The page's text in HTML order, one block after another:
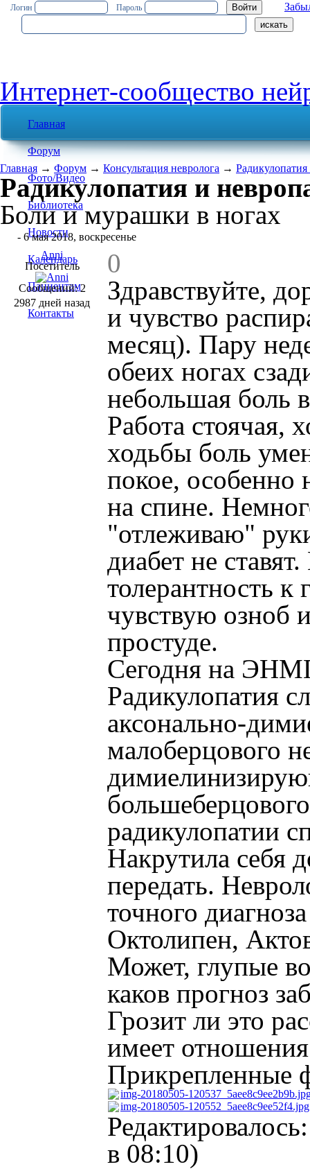
Логин Пароль
Интернет-сообщество
Главная
Форум
Фото/Видео
Библиотека
Новости
Календарь
Пациентам
Контакты
Главная → Форум → Консультация невролога →
Радикулопатия и
Боли и мурашки в ногах
- 6 мая 2018, воскресенье
Anni
Посетитель
Сообщений: 2
2987 дней назад
0
Здравствуйте,
и чувство
месяц). Пару
обеих ногах
небольшая боль
Работа стоячая,
ходьбы боль
покое,
на спине.
"отлеживаю"
диабет не
толерантность
чувствую озноб
простуде.
Сегодня на
Радикулопатия
аксонально-
малоберцового
радикулопатии
Накрутила себя
передать.
точного
Октолипен,
Может, глупые
каков прогноз
Грозит ли это
имеет
Прикрепленные
img-20180505-
img-20180505-120552_5aee8c9ee52f4.jpg
в 08:10)